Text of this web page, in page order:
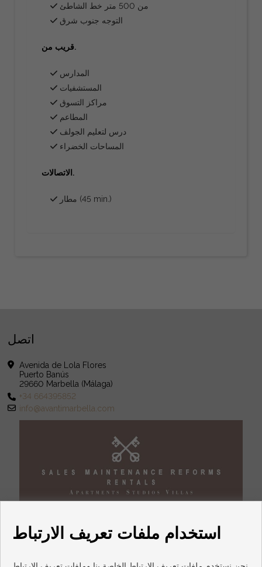
من 500 متر خط الشاطئ
التوجه جنوب شرق
قريب من.
المدارس
المستشفيات
مراكز التسوق
المطاعم
درس لتعليم الجولف
المساحات الخضراء
الاتصالات.
مطار (45 min.)
اتصل
Avenida de Lola Flores
Puerto Banús
29660 Marbella (Málaga)
+34 664395852
info@avantimarbella.com
استخدام ملفات تعريف الارتباط